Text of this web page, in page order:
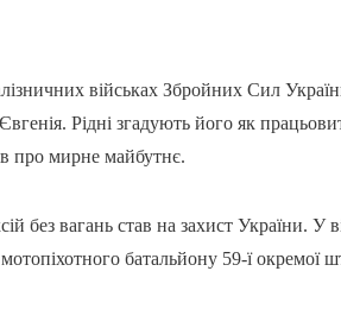
військах Збройних Сил
Рідні згадують його як
про мирне майбутнє.
без вагань став на захист України.
батальйону 59-ї окремої